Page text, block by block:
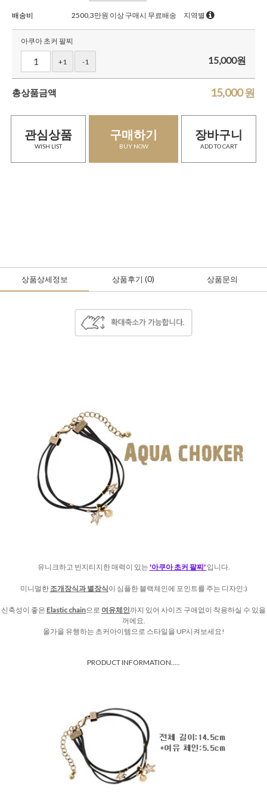
배송비 2500,3만원 이상 구매시 무료배송 지역별
아쿠아 초커 팔찌
+1 -1 15,000원
총상품금액 15,000원
관심상품
WISH LIST
구매하기
BUY NOW
장바구니
ADD TO CART
상품상세정보 상품후기 (0) 상품문의
유니크하고 빈지티지한 매력이 있는 '아쿠아 초커 팔찌' 입니다.
미니멀한 조개장식과 별장식이 심플한 블랙체인에 포인트를 주는 디자인:)
신축성이 좋은 Elastic chain으로 여유체인까지 있어 사이즈 구애없이 착용하실 수 있을
꺼에요.
올가을 유행하는 초커아이템으로 스타일을 UP시켜보세요!
PRODUCT INFORMATION.....